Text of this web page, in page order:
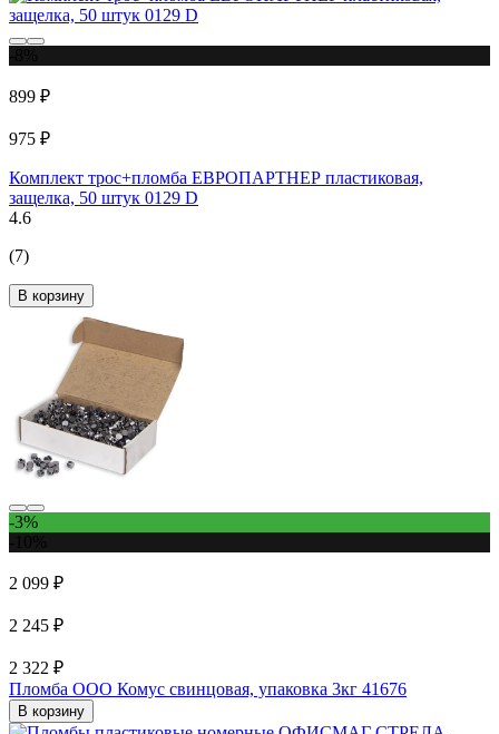
899 ₽
975 ₽
Комплект трос+пломба ЕВРОПАРТНЕР пластиковая,
защелка, 50 штук 0129 D
4.6
(7)
В корзину
-3%
2 099 ₽
2 245 ₽
2 322 ₽
Пломба ООО Комус свинцовая, упаковка 3кг 41676
В корзину